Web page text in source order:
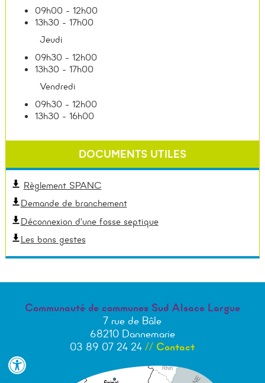
09h00 - 12h00
13h30 - 17h00
Jeudi
09h30 - 12h00
13h30 - 17h00
Vendredi
09h30 - 12h00
13h30 - 16h00
DOCUMENTS UTILES
Règlement SPANC
Demande de branchement
Déconnexion d'une fosse septique
Les bons gestes
Communauté de communes Sud Alsace Largue
7 rue de Bâle
68210 Dannemarie
03 89 07 24 24// Contact